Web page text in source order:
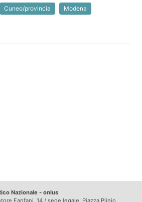
Cuneo/provincia Modena
Nazionale - onlus
Fanfani, 14 / sede legale: Piazza Plinio